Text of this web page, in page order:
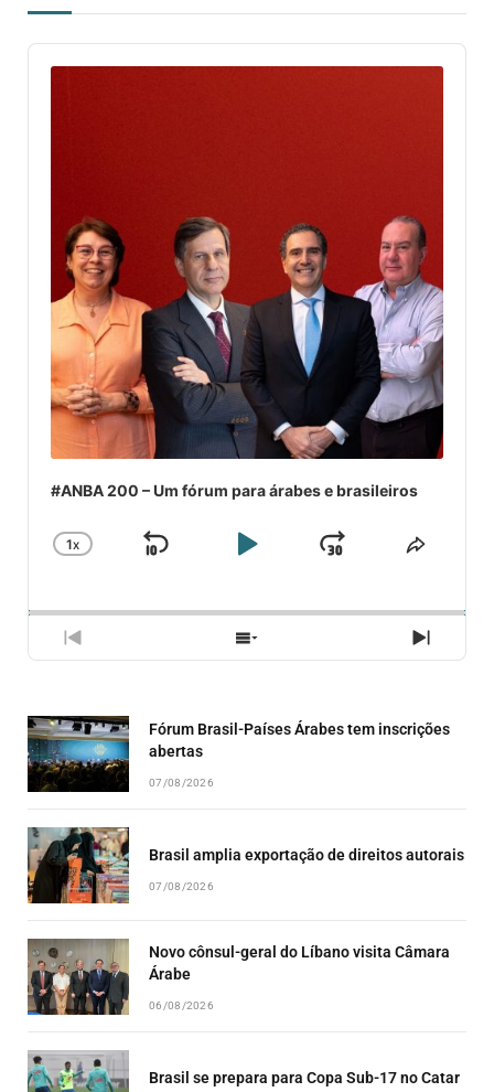
Audio
Player
#ANBA 200 – Um fórum para árabes e brasileiros
CHANGE
1X
SKIP
PLAYJUMP
PREVIOUS
EPISODE
SHOW
EPISODES
NEXT
Fórum Brasil-Países Árabes tem inscrições
abertas
07/08/2026
Brasil amplia exportação de direitos autorais
07/08/2026
Novo cônsul-geral do Líbano visita Câmara
Árabe
06/08/2026
Brasil se prepara para Copa Sub-17 no Catar